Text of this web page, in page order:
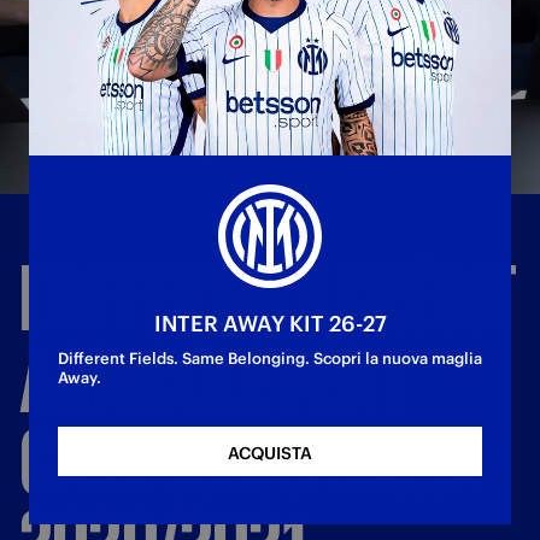
L’OFFERTADICRÉDIT
AGRICOLEPERI
CAMPIONID’ITALIA
INTER AWAY KIT 26-27
Different Fields. Same Belonging. Scopri la nuova maglia
Away.
ACQUISTA